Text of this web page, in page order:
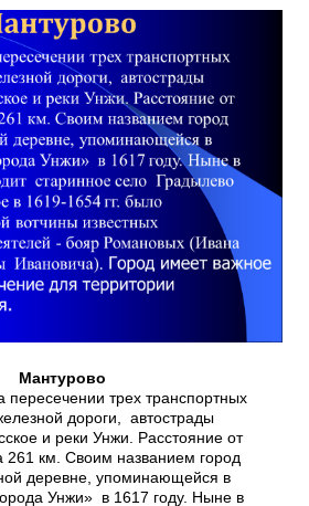
Мантурово
пересечении трех транспортных
дороги, автострады
и реки Унжи. Расстояние от
261 км. Своим названием город
деревне, упоминающейся в
Унжи» в 1617 году. Ныне в